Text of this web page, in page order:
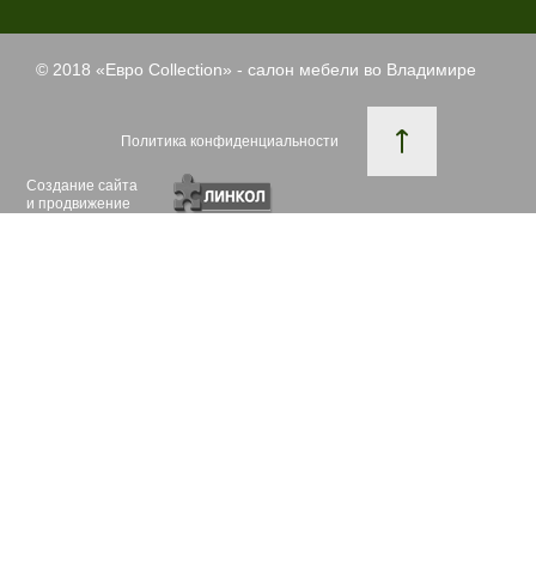
© 2018 «Евро Collection» - салон мебели во Владимире
Политика конфиденциальности
Создание сайта
и продвижение